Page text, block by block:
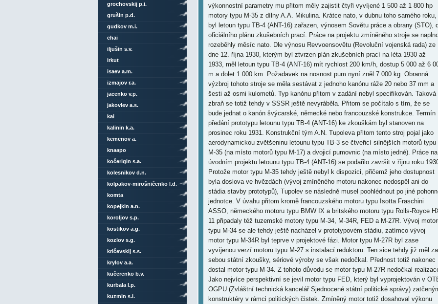
výkonnostní parametry mu přitom měly zajistit čtyři vyvíjené 1 500 až 1 800 hp
motory typu M-35 z dílny A.A. Mikulina. Krátce nato, v dubnu toho samého roku,
byl letoun typu TB-4 (ANT-16) zařazen, výnosem Sovětu práce a obrany (STO),
oficiálního plánu zkušebních prací. Práce na projektu zmíněného stroje se
rozeběhly měsíc nato. Dle výnosu Revvoensovětu (Revoluční vojenská rada) ze
dne 12. října 1930, kterým byl ztvrzen plán zkušebních prací na léta 1930 až
1933, měl letoun typu TB-4 (ANT-16) mít rychlost 200 km/h, dostup 5 000 až 6
m a dolet 1 000 km. Požadavek na nosnost pum nyní zněl 7 000 kg. Obranná
výzbroj tohoto stroje se měla sestávat z jednoho kanónu ráže 20 nebo 37 mm a
šesti až osmi kulometů. Typ kanónu přitom v zadání nebyl specifikován. Taková
zbraň se totiž tehdy v SSSR ještě nevyráběla. Přitom se počítalo s tím, že se
bude jednat o kanón švýcarské, německé nebo francouzské konstrukce. Termín
předání prototypu letounu typu TB-4 (ANT-16) ke zkouškám byl stanoven na
prosinec roku 1931. Konstrukční tým A.N. Tupoleva přitom tento stroj pojal jako
aerodynamickou zvětšeninu letounu typu TB-3 se čtveřicí silnějších motorů typu
M-35 (na místo motorů typu M-17) a dvojicí pumovnic (na místo jedné). Práce na
úvodním projektu letounu typu TB-4 (ANT-16) se podařilo završit v říjnu roku
Protože motor typu M-35 tehdy ještě nebyl k dispozici, přičemž jeho dostupnost
byla doslova ve hvězdách (vývoj zmíněného motoru nakonec nedospěl ani do
stádia stavby prototypů), Tupolev se následně musel poohlédnout po jiné
jednotce. V úvahu přitom kromě francouzského motoru typu Isotta Fraschini
ASSO, německého motoru typu BMW IX a britského motoru typu Rolls-Royce
11 připadaly též tuzemské motory typu M-34, M-34R, FED a M-27R. Vývoj
typu M-34 se ale tehdy ještě nacházel v prototypovém stádiu, zatímco vývoj
motor typu M-34R byl teprve v projektové fázi. Motor typu M-27R byl zase
vyvíjenou verzí motoru typu M-27 s instalací reduktoru. Ten sice tehdy již měl za
sebou státní zkoušky, sériové výroby se však nedočkal. Přednost totiž nakonec
dostal motor typu M-34. Z tohoto důvodu se motor typu M-27R nedočkal
Jako nejvíce perspektivní se jevil motor typu FED, který byl vyprojektován v
OGPU (Zvláštní technická kancelář Sjednocené státní politické správy)
konstruktéry v rámci politických čistek. Zmíněný motor totiž dosahoval výkonu
grochovskij p.i.
grušin p.d.
gudkov m.i.
chai
iljušin s.v.
irkut
isaev a.m.
izmajov r.a.
jacenko v.p.
jakovlev a.s.
kai
kalinin k.a.
kemenov a.
knaapo
kočerigin s.a.
kolesnikov d.n.
kolpakov-mirošničenko l.d.
komta
kopejkin a.n.
koroljov s.p.
kostikov a.g.
kozlov s.g.
kričevskij s.s.
krylov a.a.
kučerenko b.v.
kurbala l.p.
kuzmin s.i.